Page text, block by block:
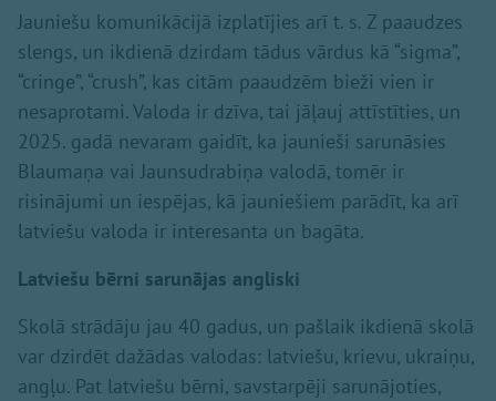
Jauniešu komunikācijā izplatījies arī t. s. Z paaudzes
slengs, un ikdienā dzirdam tādus vārdus kā “sigma”,
“cringe”, “crush”, kas citām paaudzēm bieži vien ir
nesaprotami. Valoda ir dzīva, tai jāļauj attīstīties, un
2025. gadā nevaram gaidīt, ka jaunieši sarunāsies
Blaumaņa vai Jaunsudrabiņa valodā, tomēr ir
risinājumi un iespējas, kā jauniešiem parādīt, ka arī
latviešu valoda ir interesanta un bagāta.
Latviešu bērni sarunājas angliski
Skolā strādāju jau 40 gadus, un pašlaik ikdienā skolā
var dzirdēt dažādas valodas: latviešu, krievu, ukraiņu,
angļu. Pat latviešu bērni, savstarpēji sarunājoties,